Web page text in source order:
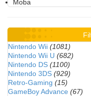
Moba
Nintendo Wii (1081)
Nintendo Wii U (682)
Nintendo DS (1100)
Nintendo 3DS (929)
Retro-Gaming (15)
GameBoy Advance (67)